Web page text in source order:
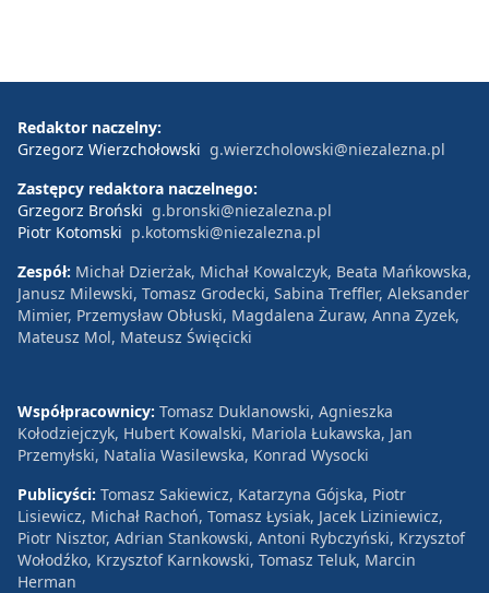
Redaktor naczelny:
Grzegorz Wierzchołowski g.wierzcholowski@niezalezna.pl
Zastępcy redaktora naczelnego:
Grzegorz Broński g.bronski@niezalezna.pl
Piotr Kotomski p.kotomski@niezalezna.pl
Zespół: Michał Dzierżak, Michał Kowalczyk, Beata Mańkowska,
Janusz Milewski, Tomasz Grodecki, Sabina Treffler, Aleksander
Mimier, Przemysław Obłuski, Magdalena Żuraw, Anna Zyzek,
Mateusz Mol, Mateusz Święcicki
Współpracownicy: Tomasz Duklanowski, Agnieszka
Kołodziejczyk, Hubert Kowalski, Mariola Łukawska, Jan
Przemyłski, Natalia Wasilewska, Konrad Wysocki
Publicyści: Tomasz Sakiewicz, Katarzyna Gójska, Piotr
Lisiewicz, Michał Rachoń, Tomasz Łysiak, Jacek Liziniewicz,
Piotr Nisztor, Adrian Stankowski, Antoni Rybczyński, Krzysztof
Wołodźko, Krzysztof Karnkowski, Tomasz Teluk, Marcin
Herman